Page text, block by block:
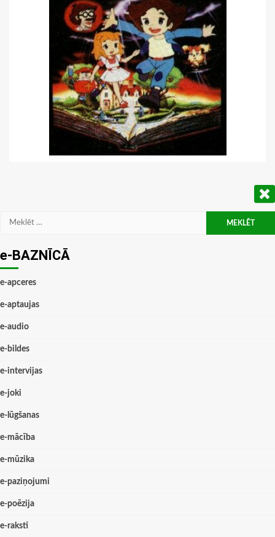
Meklēt:
e-BAZNĪCĀ
e-apceres
e-aptaujas
e-audio
e-bildes
e-intervijas
e-joki
e-lūgšanas
e-mācība
e-mūzika
e-paziņojumi
e-poēzija
e-raksti